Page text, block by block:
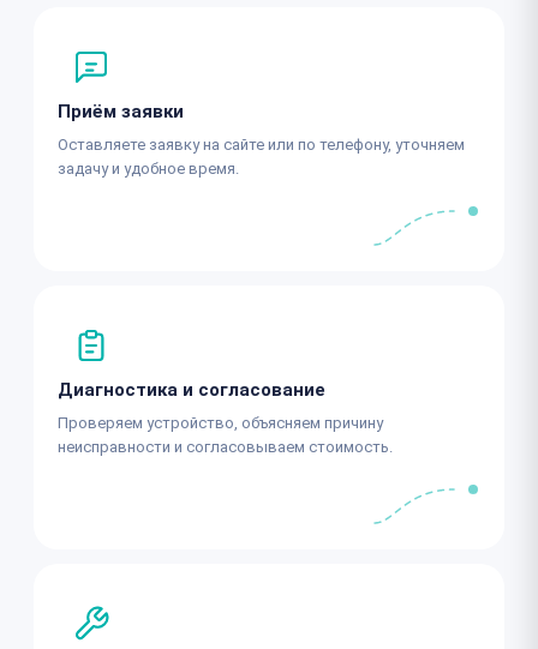
Приём заявки
Оставляете заявку на сайте или по телефону, уточняем
задачу и удобное время.
Диагностика и согласование
Проверяем устройство, объясняем причину
неисправности и согласовываем стоимость.